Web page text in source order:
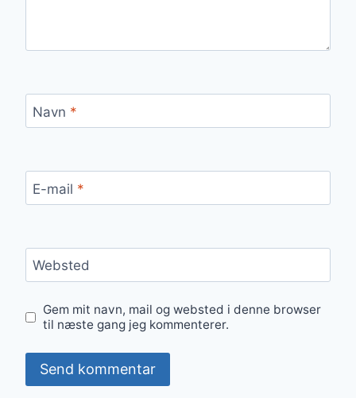
Navn *
E-mail *
Websted
Gem mit navn, mail og websted i denne browser
til næste gang jeg kommenterer.